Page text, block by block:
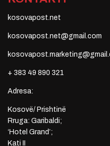
kosovapost.net
kosovapost.net@gmail.com
+ 383 49 890 321
Adresa:
Kosovë/ Prishtinë
Rruga: Garibaldi;
‘Hotel Grand’;
Kati II